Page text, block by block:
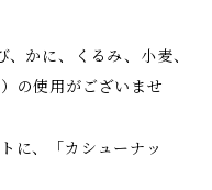
、かに、くるみ、小麦、
の使用がございませ
に、「カシューナッ